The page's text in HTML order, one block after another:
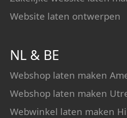
Website laten ontwerpen
NL & BE
Webshop laten maken
Webshop laten maken
Webwinkel laten maken